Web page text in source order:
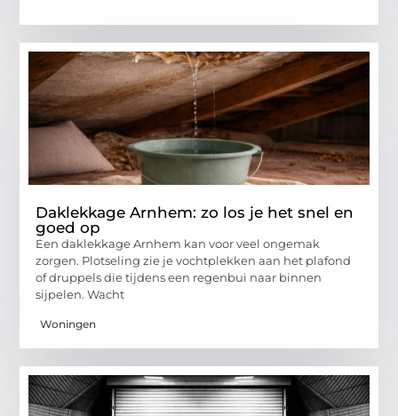
Daklekkage Arnhem: zo los je het snel en
goed op
Een daklekkage Arnhem kan voor veel ongemak
zorgen. Plotseling zie je vochtplekken aan het plafond
of druppels die tijdens een regenbui naar binnen
sijpelen. Wacht
Woningen